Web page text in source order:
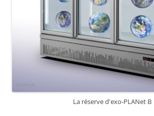
La réserve d'exo-PLANet B